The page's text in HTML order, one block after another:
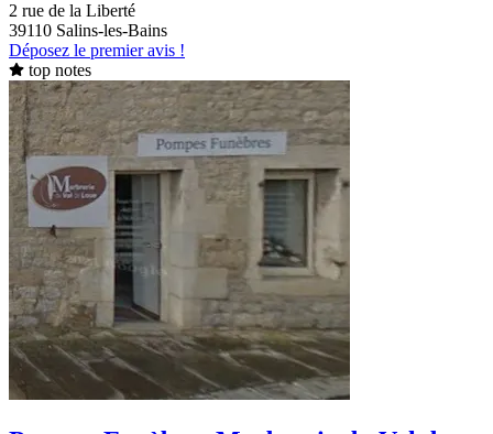
2 rue de la Liberté
39110 Salins-les-Bains
Déposez le premier avis !
top notes